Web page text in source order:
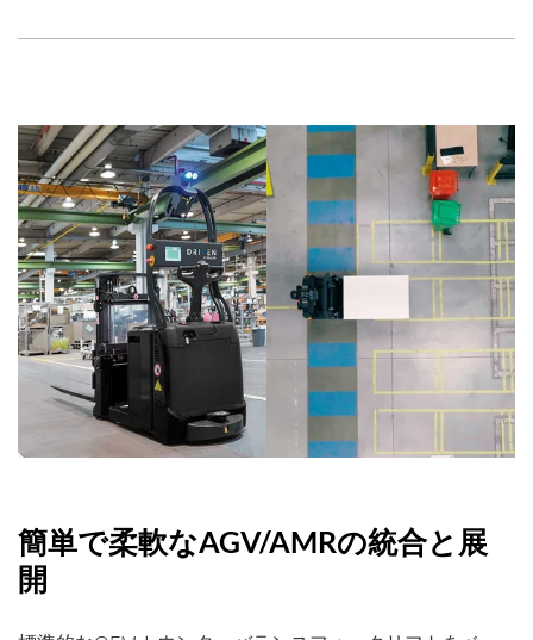
簡単で柔軟なAGV/AMRの統合と展
開